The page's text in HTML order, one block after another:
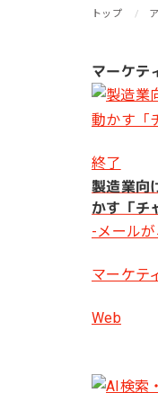
[顧客育
[優良顧
休眠顧
[休眠顧
トップ
マーケテ
終了
製造業向
かす「チ
-メール
マーケテ
Web